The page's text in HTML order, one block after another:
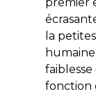
la
fonction